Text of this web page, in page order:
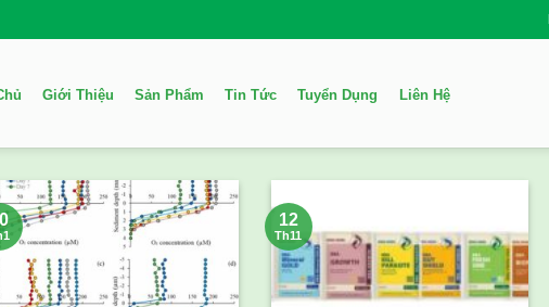
Giới Thiệu Sản Phẩm Tin Tức Tuyển Dụng Liên Hệ
12
Th11